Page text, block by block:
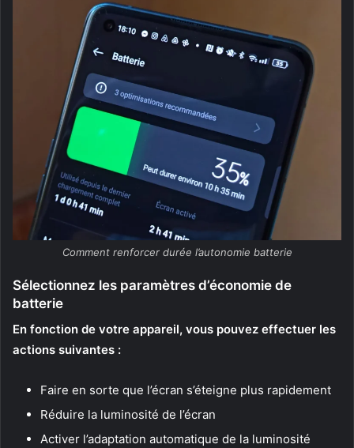
Comment renforcer durée l’autonomie batterie
Sélectionnez les paramètres d’économie de
batterie
En fonction de votre appareil, vous pouvez effectuer les
actions suivantes :
Faire en sorte que l’écran s’éteigne plus rapidement
Réduire la luminosité de l’écran
Activer l’adaptation automatique de la luminosité